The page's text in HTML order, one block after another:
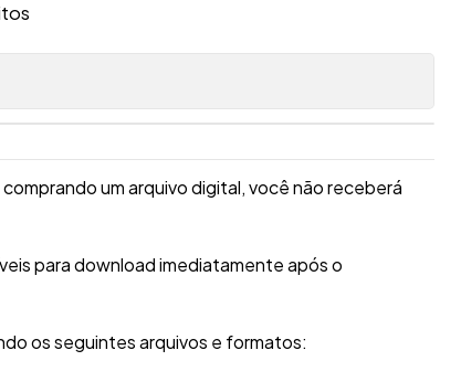
um arquivo digital, você não receberá
para download imediatamente após o
os seguintes arquivos e formatos: